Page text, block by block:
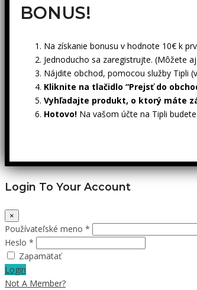
BONUS!
Na získanie bonusu v hodnote 10€ k
Jednoducho sa zaregistrujte. (Môžete
Nájdite obchod, pomocou služby Tipli
Kliknite na tlačidlo “Prejsť do
Vyhľadajte produkt, o ktorý máte
Hotovo! Na vašom účte na Tipli
Login To Your Account
×
Používateľské meno *
Heslo *
Zapamätať
Login
Not A Member?